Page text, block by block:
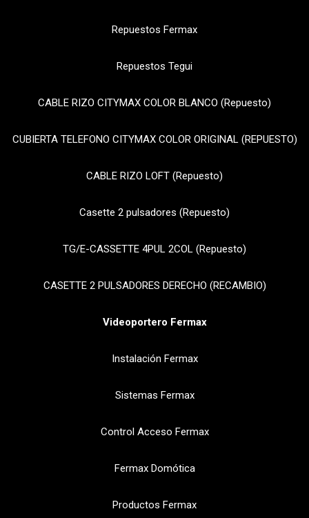
Repuestos Fermax
Repuestos Tegui
CABLE RIZO CITYMAX COLOR BLANCO (Repuesto)
CUBIERTA TELEFONO CITYMAX COLOR ORIGINAL (REPUESTO)
CABLE RIZO LOFT (Repuesto)
Casette 2 pulsadores (Repuesto)
TG/E-CASSETTE 4PUL 2COL (Repuesto)
CASETTE 2 PULSADORES DERECHO (RECAMBIO)
Videoportero Fermax
Instalación Fermax
Sistemas Fermax
Control Acceso Fermax
Fermax Domótica
Productos Fermax